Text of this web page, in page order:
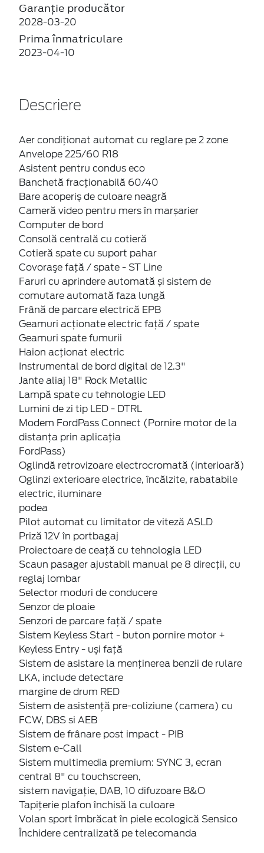
Garanție producător
2028-03-20
Prima înmatriculare
2023-04-10
Descriere
Aer condiţionat automat cu reglare pe 2 zone
Anvelope 225/60 R18
Asistent pentru condus eco
Banchetă fracționabilă 60/40
Bare acoperiș de culoare neagră
Cameră video pentru mers în marșarier
Computer de bord
Consolă centrală cu cotieră
Cotieră spate cu suport pahar
Covoraşe faţă / spate - ST Line
Faruri cu aprindere automată și sistem de
comutare automată faza lungă
Frână de parcare electrică EPB
Geamuri acţionate electric faţă / spate
Geamuri spate fumurii
Haion acţionat electric
Instrumental de bord digital de 12.3"
Jante aliaj 18" Rock Metallic
Lampă spate cu tehnologie LED
Lumini de zi tip LED - DTRL
Modem FordPass Connect (Pornire motor de la
distanța prin aplicația
FordPass)
Oglindă retrovizoare electrocromată (interioară)
Oglinzi exterioare electrice, încălzite, rabatabile
electric, iluminare
podea
Pilot automat cu limitator de viteză ASLD
Priză 12V în portbagaj
Proiectoare de ceaţă cu tehnologia LED
Scaun pasager ajustabil manual pe 8 direcţii, cu
reglaj lombar
Selector moduri de conducere
Senzor de ploaie
Senzori de parcare faţă / spate
Sistem Keyless Start - buton pornire motor +
Keyless Entry - uși față
Sistem de asistare la menținerea benzii de rulare
LKA, include detectare
margine de drum RED
Sistem de asistenţă pre-coliziune (camera) cu
FCW, DBS si AEB
Sistem de frânare post impact - PIB
Sistem e-Call
Sistem multimedia premium: SYNC 3, ecran
central 8" cu touchscreen,
sistem navigaţie, DAB, 10 difuzoare B&O
Tapițerie plafon închisă la culoare
Volan sport îmbrăcat în piele ecologică Sensico
Închidere centralizată pe telecomanda